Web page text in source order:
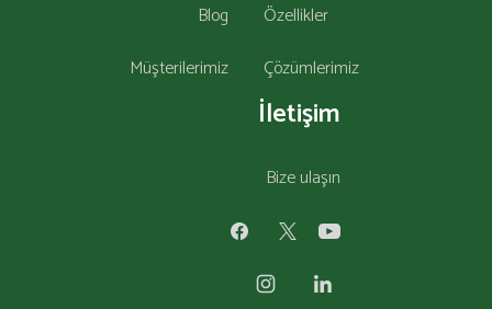
Blog
Müşterilerimiz
Özellikler
Çözümlerimiz
İletişim
Bize ulaşın